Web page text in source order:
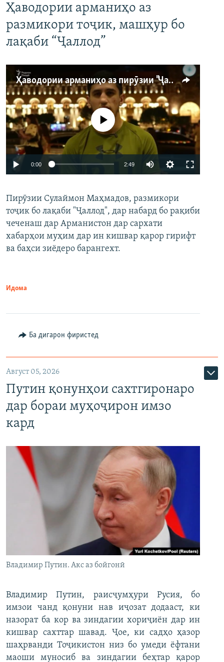
Ҳаводории арманиҳо аз
размикори тоҷик, машҳур бо
лақаби “Ҷаллод”
Ҳаводории арманиҳо аз пирӯзии "Ҷаллод"-и тоҷик
Auto 240p 360p 480p
720p 1080p
Феълан кор намекунад
0:00 2:49
360p
480p
Пирӯзии Сулаймон Маҳмадов, размикори
тоҷик бо лақаби "Ҷаллод", дар набард бо рақиби
чеченаш дар Арманистон дар сархати
хабарҳои муҳим дар ин кишвар қарор гирифт
ва баҳси зиёдеро барангехт.
Идома
Ба дигарон фиристед
Август 05, 2026
Путин қонунҳои сахтгиронаро
дар бораи муҳоҷирон имзо
кард
Владимир Путин. Акс аз бойгонӣ
Владимир Путин, раисҷумҳури Русия, бо
имзои чанд қонуни нав иҷозат додааст, ки
назорат ба кор ва зиндагии хориҷиён дар ин
кишвар сахттар шавад. Ҷое, ки садҳо ҳазор
шаҳрванди Тоҷикистон низ бо умеди ёфтани
маоши муносиб ва зиндагии беҳтар қарор